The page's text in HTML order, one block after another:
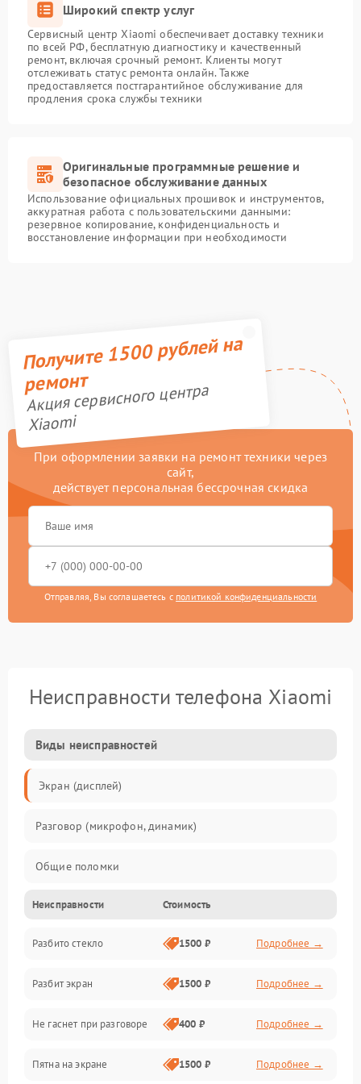
Широкий спектр услуг
Сервисный центр Xiaomi обеспечивает доставку техники
по всей РФ, бесплатную диагностику и качественный
ремонт, включая срочный ремонт. Клиенты могут
отслеживать статус ремонта онлайн. Также
предоставляется постгарантийное обслуживание для
продления срока службы техники
Оригинальные программные решение и
безопасное обслуживание данных
Использование официальных прошивок и инструментов,
аккуратная работа с пользовательскими данными:
резервное копирование, конфиденциальность и
восстановление информации при необходимости
Получите 1500 рублей на
ремонт
Акция сервисного центра
Xiaomi
При оформлении заявки на ремонт техники через
сайт,
действует персональная бессрочная скидка
Отправляя, Вы соглашаетесь с политикой конфиденциальности
Неисправности телефона Xiaomi
Виды неисправностей
Экран (дисплей)
Разговор (микрофон, динамик)
Общие поломки
Проблемы связи
Камеры
Проблемы с дисплеем и сенсором
Зарядка
Проблемы с питанием, зарядкой и аккумулятором
Неисправности Стоимость
Разбито стекло 1500 ₽ Подробнее →
Разбит экран 1500 ₽ Подробнее →
Не гаснет при разговоре 400 ₽ Подробнее →
Пятна на экране 1500 ₽ Подробнее →